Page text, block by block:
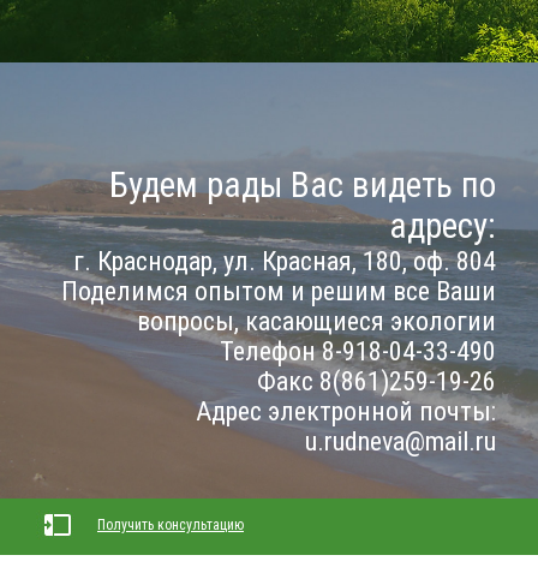
Будем рады Вас видеть по
адресу:
г. Краснодар, ул. Красная, 180, оф. 804
Поделимся опытом и решим все Ваши
вопросы, касающиеся экологии
Телефон 8-918-04-33-490
Факс 8(861)259-19-26
Адрес электронной почты:
u.rudneva@mail.ru
Получить консультацию